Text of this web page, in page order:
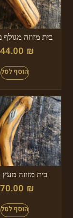
בית מזוזה מגולף
₪
בית מזוזה מעץ
₪